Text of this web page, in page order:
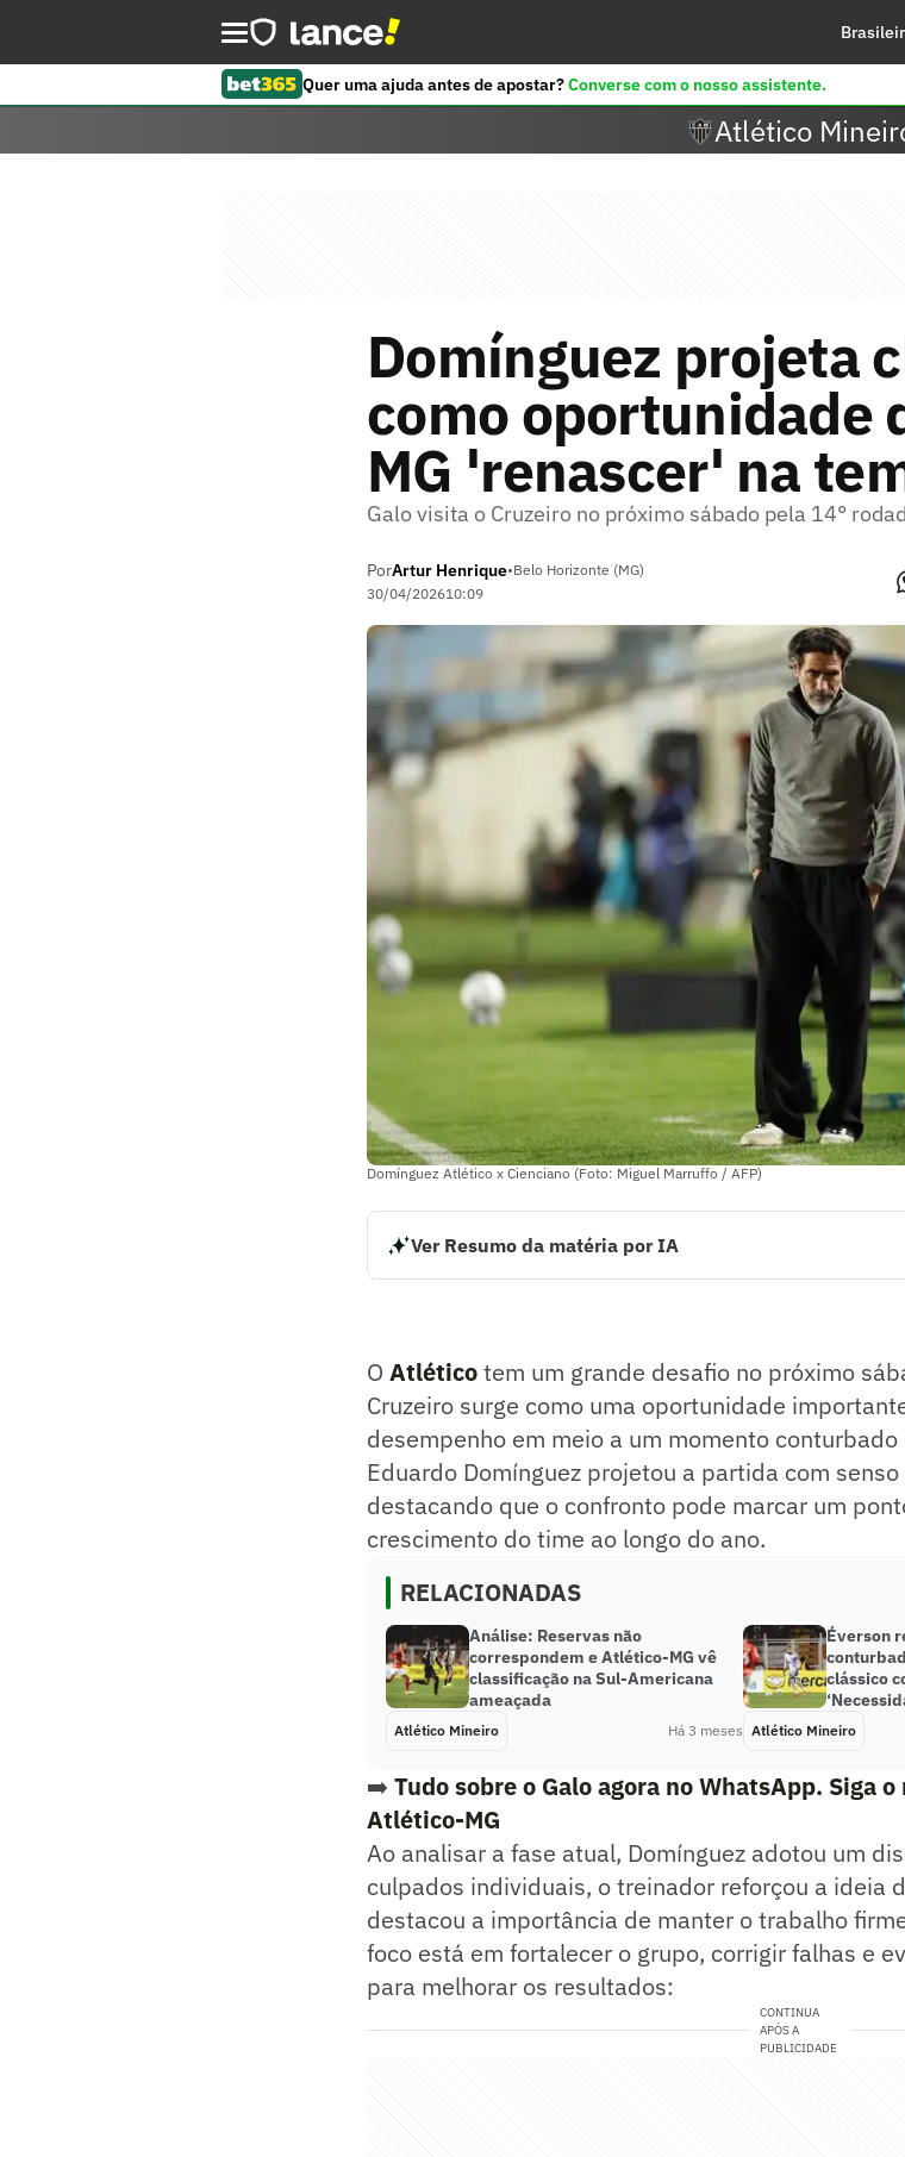
Quer uma ajuda antes de apostar?Converse com o nosso assistente.
Atlético
Domínguez projeta
como oportunidade
MG 'renascer' na
Galo visita o Cruzeiro no próximo sábado pela 14°
PorArtur Henrique•Belo Horizonte (MG)
30/04/202610:09
Domínguez Atlético x Cienciano (Foto: Miguel Marruffo / AFP)
Ver Resumo da matéria por IA
Resumo supervisionado pelo jornalista!
O Atléticotem um grande desafio no próximo
Cruzeiro surge como uma oportunidade
desempenho em meio a um momento
Eduardo Domínguez projetou a partida com
destacando que o confronto pode marcar um
crescimento do time ao longo do ano.
RELACIONADAS
Análise: Reservas não
correspondem e Atlético-MG vê
classificação na Sul-Americana
ameaçada
Atlético Mineiro Há 3 meses
Éverson
clássico
Atlético Mineiro
➡️ Tudo sobre o Galo agora no WhatsApp. Siga
Atlético-MG
Ao analisar a fase atual, Domínguez adotou um
culpados individuais, o treinador reforçou a ideia
destacou a importância de manter o trabalho
foco está em fortalecer o grupo, corrigir falhas e
para melhorar os resultados:
CONTINUA
APÓS A
PUBLICIDADE